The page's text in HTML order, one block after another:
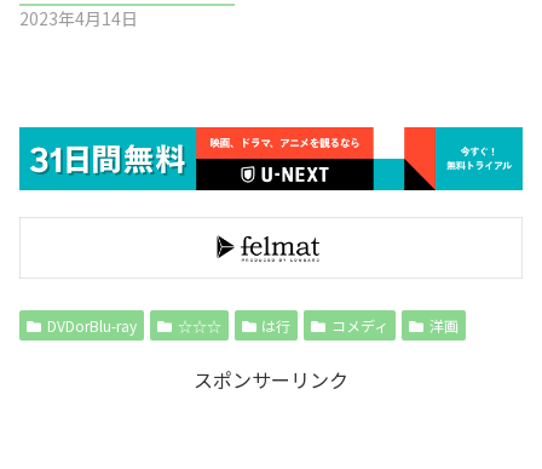
2023年4月14日
DVDorBlu-ray ☆☆☆ は行 コメディ 洋画
スポンサーリンク